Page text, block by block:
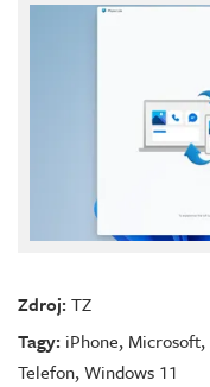
Zdroj:TZ
Tagy: iPhone, Microsoft,
Telefon,Windows 11